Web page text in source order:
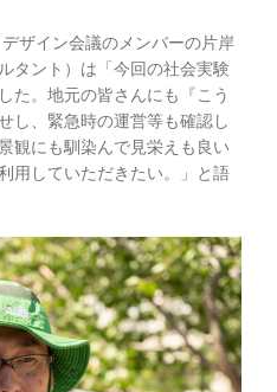
ザイン会議のメンバーの片岸
タント）は「今回の社会実験
た。地元の皆さんにも『こう
し、緊急時の運営等も確認し
観にも馴染んで見栄えも良い
用していただきたい。」と語